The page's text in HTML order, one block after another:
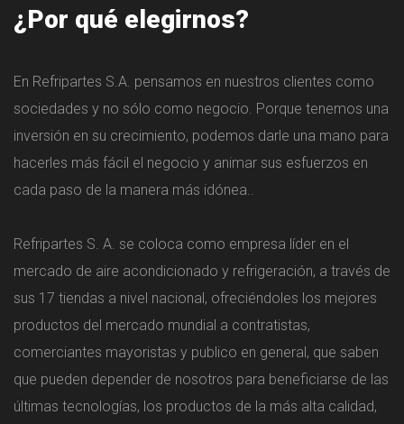
¿Por qué elegirnos?
En Refripartes S.A. pensamos en nuestros clientes como
sociedades y no sólo como negocio. Porque tenemos una
inversión en su crecimiento, podemos darle una mano para
hacerles más fácil el negocio y animar sus esfuerzos en
cada paso de la manera más idónea..
Refripartes S. A. se coloca como empresa líder en el
mercado de aire acondicionado y refrigeración, a través de
sus 17 tiendas a nivel nacional, ofreciéndoles los mejores
productos del mercado mundial a contratistas,
comerciantes mayoristas y publico en general, que saben
que pueden depender de nosotros para beneficiarse de las
últimas tecnologías, los productos de la más alta calidad,